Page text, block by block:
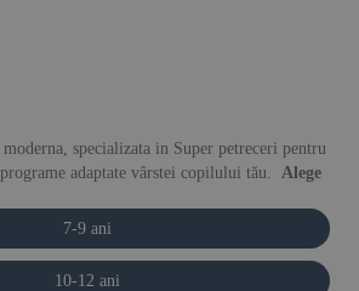
specializata in Super petreceri pentru
adaptate vârstei copilului tău.
Alege
7-9 ani
10-12 ani